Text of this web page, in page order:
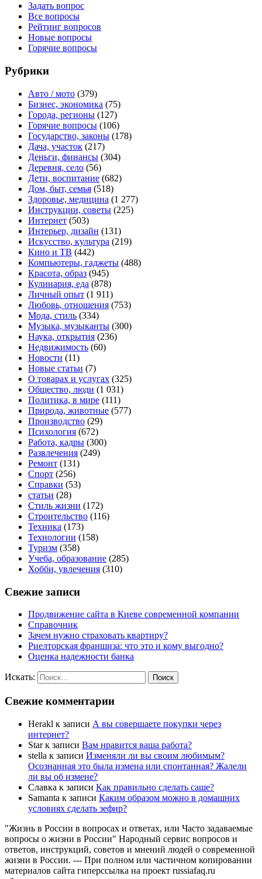
Задать вопрос
Все вопросы
Рейтинг вопросов
Новые вопросы
Горячие вопросы
Рубрики
Авто / мото (379)
Бизнес, экономика (75)
Города, регионы (127)
Горячие вопросы (106)
Государство, законы (178)
Дача, участок (217)
Деньги, финансы (304)
Деревня, село (56)
Дети, воспитание (682)
Дом, быт, семья (518)
Здоровье, медицина (1 277)
Инструкции, советы (225)
Интернет (503)
Интерьер, дизайн (131)
Искусство, культура (219)
Кино и ТВ (442)
Компьютеры, гаджеты (488)
Красота, образ (945)
Кулинария, еда (878)
Личный опыт (1 911)
Любовь, отношения (753)
Мода, стиль (334)
Музыка, музыканты (300)
Наука, открытия (236)
Недвижимость (60)
Новости (11)
Новые статьи (7)
О товарах и услугах (325)
Общество, люди (1 031)
Политика, в мире (111)
Природа, животные (577)
Производство (29)
Психология (672)
Работа, кадры (300)
Развлечения (249)
Ремонт (131)
Спорт (256)
Справки (53)
статьи (28)
Стиль жизни (172)
Строительство (116)
Техника (173)
Технологии (158)
Туризм (358)
Учеба, образование (285)
Хобби, увлечения (310)
Свежие записи
Продвижение сайта в Киеве современной компании
Справочник
Зачем нужно страховать квартиру?
Риелторская франшиза: что это и кому выгодно?
Оценка надежности банка
Искать: Поиск
Свежие комментарии
Herakl к записи А вы совершаете покупки через
интернет?
Starк записи Вам нравится ваша работа?
stella к записи Изменяли ли вы своим любимым?
Осознанная это была измена или спонтанная? Жалели
ли вы об измене?
Славка к записи Как правильно сделать саше?
Samanta к записи Каким образом можно в домашних
условиях сделать зефир?
"Жизнь в России в вопросах и ответах, или Часто задаваемые
вопросы о жизни в России" Народный сервис вопросов и
ответов, инструкций, советов и мнений людей о современной
жизни в России. --- При полном или частичном копировании
материалов сайта гиперссылка на проект russiafaq.ru